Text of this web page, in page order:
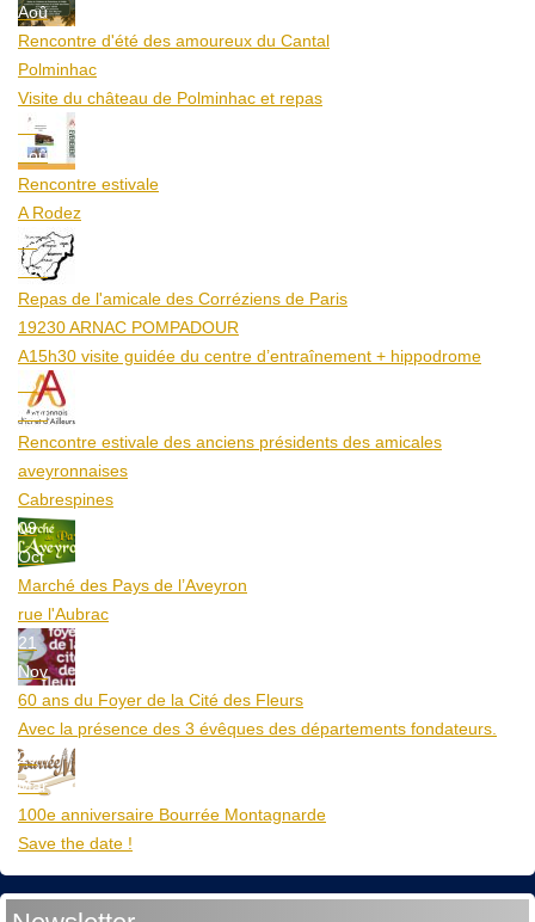
Aoû
Rencontre d'été des amoureux du Cantal
Polminhac
Visite du château de Polminhac et repas
12
Aoû
Rencontre estivale
A Rodez
23
Aoû
Repas de l'amicale des Corréziens de Paris
19230 ARNAC POMPADOUR
A15h30 visite guidée du centre d’entraînement + hippodrome
25
Aoû
Rencontre estivale des anciens présidents des amicales
aveyronnaises
Cabrespines
09
Oct
Marché des Pays de l’Aveyron
rue l'Aubrac
21
Nov
60 ans du Foyer de la Cité des Fleurs
Avec la présence des 3 évêques des départements fondateurs.
20
Mar
100e anniversaire Bourrée Montagnarde
Save the date !